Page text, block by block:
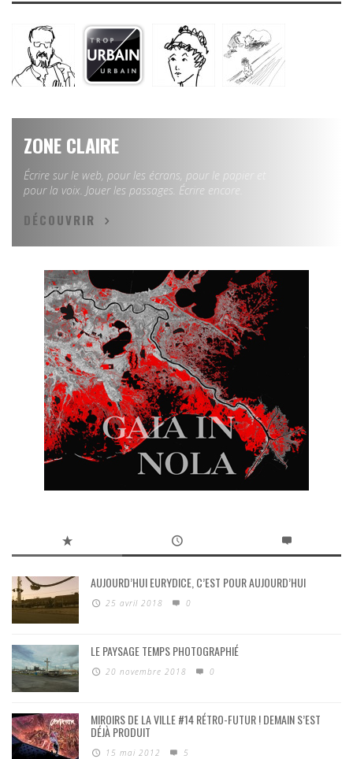
ZONE CLAIRE
Écrire sur le web, pour les écrans, pour le papier et
pour la voix. Jouer les passages. Écrire encore.
DÉCOUVRIR
AUJOURD’HUI EURYDICE, C’EST POUR AUJOURD’HUI
25 avril 2018 0
LE PAYSAGE TEMPS PHOTOGRAPHIÉ
20 novembre 2018 0
MIROIRS DE LA VILLE #14 RÉTRO-FUTUR ! DEMAIN S’EST
DÉJÀ PRODUIT
15 mai 2012 5